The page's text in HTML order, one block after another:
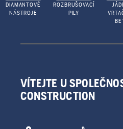
DIAMANTOVÉ
NÁSTROJE
ROZBRUŠOVACÍ
PILY
VÍTEJTE U
CONSTRUCTION